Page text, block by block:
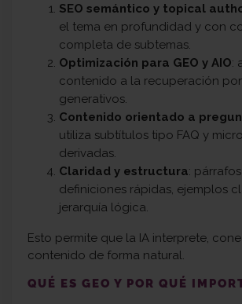
SEO semántico y topical
el tema en profundidad y con
completa de subtemas.
Optimización para GEO y AIO:
contenido a la recuperación
generativos.
Contenido orientado a
utiliza subtítulos tipo FAQ y
derivadas.
Claridad y estructura:
definiciones rápidas, ejemplos
jerarquía lógica.
Esto permite que la IA interprete,
contenido de forma natural.
QUÉ ES GEO Y POR QUÉ